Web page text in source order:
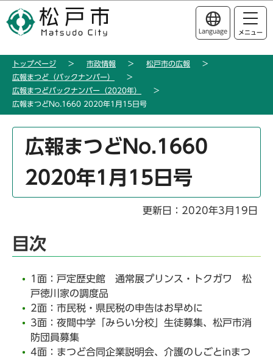
の
ー
頭
このページの本文へ移動
Language メニュー
トップページ 市政情報
松戸市の広報
広報まつど（バックナンバー）
広報まつどバックナンバー（2020年）
広報まつどNo.1660 2020年1月15日号
か
広報まつどNo.1660
2020年1月15日号
更新日：2020年3月19日
目次
1面：戸定歴史館 通常展プリンス・トクガワ 松
戸徳川家の調度品
2面：市民税・県民税の申告はお早めに
3面：夜間中学「みらい分校」生徒募集、松戸市消
防団員募集
4面：まつど合同企業説明会、介護のしごとinまつ